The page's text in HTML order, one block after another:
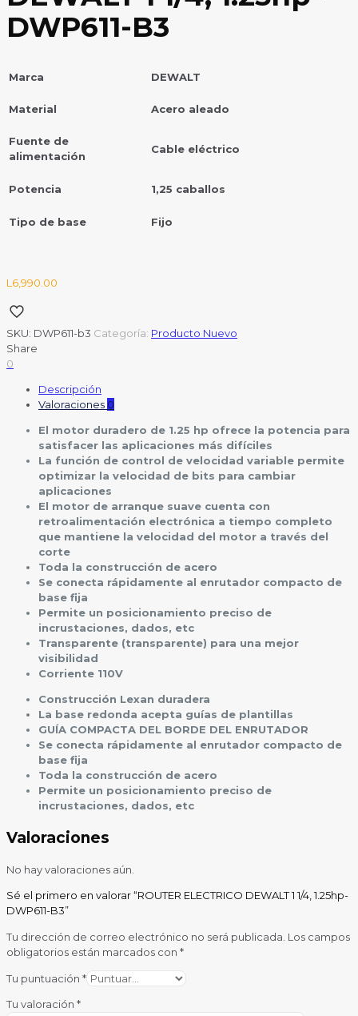
DWP611-B3
Marca DEWALT
Material Acero aleado
Fuente de
alimentación
Cable eléctrico
Potencia 1,25 caballos
Tipo de base Fijo
L 6,990.00
SKU: DWP611-b3 Categoría: Producto Nuevo
Share
0
Descripción
Valoraciones 0
El motor duradero de 1.25 hp ofrece la potencia para
satisfacer las aplicaciones más difíciles
La función de control de velocidad variable permite
optimizar la velocidad de bits para cambiar
aplicaciones
El motor de arranque suave cuenta con
retroalimentación electrónica a tiempo completo
que mantiene la velocidad del motor a través del
corte
Toda la construcción de acero
Se conecta rápidamente al enrutador compacto de
base fija
Permite un posicionamiento preciso de
incrustaciones, dados, etc
Transparente (transparente) para una mejor
visibilidad
Corriente 110V
Construcción Lexan duradera
La base redonda acepta guías de plantillas
GUÍA COMPACTA DEL BORDE DEL ENRUTADOR
Se conecta rápidamente al enrutador compacto de
base fija
Toda la construcción de acero
Permite un posicionamiento preciso de
incrustaciones, dados, etc
Valoraciones
No hay valoraciones aún.
Sé el primero en valorar “ROUTER ELECTRICO DEWALT 1 1/4, 1.25hp-
DWP611-B3”
Tu dirección de correo electrónico no será publicada. Los campos
obligatorios están marcados con *
Tu puntuación *
Tu valoración *